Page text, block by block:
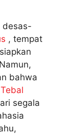
desas-
, tempat
bahwa
segala